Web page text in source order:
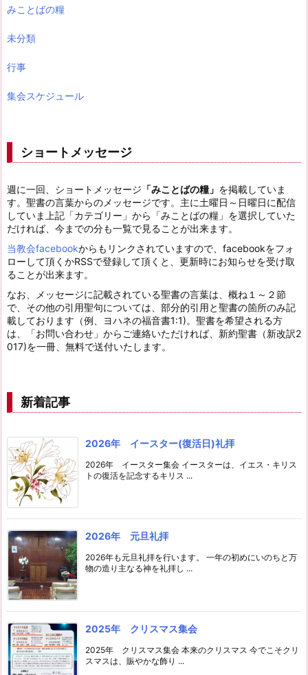
みことばの糧
未分類
行事
集会スケジュール
ショートメッセージ
週に一回、ショートメッセージ 「みことばの糧」 を掲載していま
す。聖書の言葉からのメッセージです。主に土曜日～日曜日に配信
していま上記「カテゴリー」から「みことばの糧」を選択していた
だければ、今までの分も一覧で見ることが出来ます。
当教会facebookからもリンクされていますので、facebookをフォ
ローして頂くかRSSで登録して頂くと、更新時にお知らせを受け取
ることが出来ます。
なお、メッセージに記載されている聖書の言葉は、概ね１～２節
で、その他の引用聖句については、部分的引用と聖書の箇所のみ記
載しております（例、ヨハネの福音書1:1)。聖書を希望される方
は、「お問い合わせ」からご連絡いただければ、新約聖書（新改訳2
017)を一冊、無料で送付いたします。
新着記事
2026年 イースター(復活日)礼拝
2026年 イースター集会 イースターは、イエス・キリス
トの復活を記念するキリス ...
2026年 元旦礼拝
2026年も元旦礼拝を行います。 一年の初めにいのちと万
物の造り主なる神を礼拝し ...
2025年 クリスマス集会
2025年 クリスマス集会 本来のクリスマス 今でこそクリ
スマスは、賑やかな飾り ...